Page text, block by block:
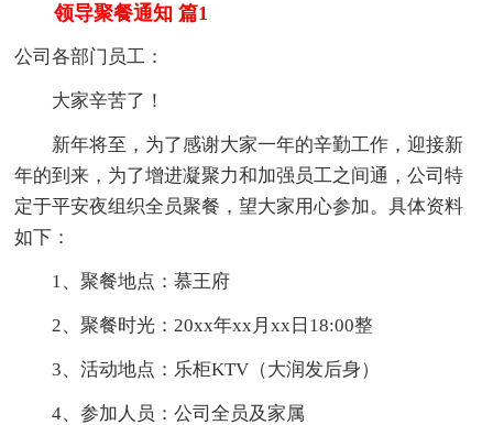
领导聚餐通知 篇1
公司各部门员工：
大家辛苦了！
新年将至，为了感谢大家一年的辛勤工作，迎接新
年的到来，为了增进凝聚力和加强员工之间通，公司特
定于平安夜组织全员聚餐，望大家用心参加。具体资料
如下：
1、聚餐地点：慕王府
2、聚餐时光：20xx年xx月xx日18:00整
3、活动地点：乐柜KTV（大润发后身）
4、参加人员：公司全员及家属